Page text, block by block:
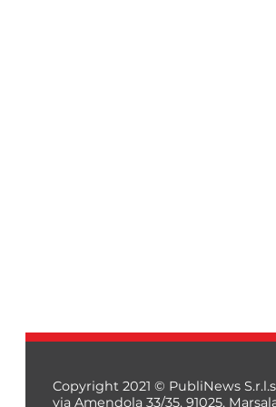
Copyright 2021 © PubliNews
via Amendola 33/35, 91025,